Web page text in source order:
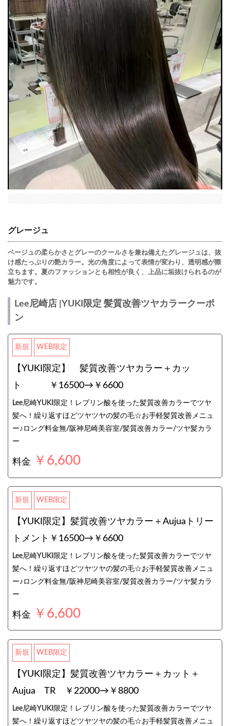
グレージュ
ベージュの柔らかさとグレーのクールさを兼ね備えたグレージュは、抜
け感たっぷりの艶カラー。光の角度によって表情が変わり、透明感が際
立ちます。夏のファッションとも相性が良く、上品に垢抜けられるのが
魅力です。
Lee尼崎店 |YUKI限定 髪質改善ツヤカラークーポ
ン
新規 WEB限定
【YUKI限定】 髪質改善ツヤカラー＋カッ
ト ￥16500→￥6600
Lee尼崎YUKI限定！レブリン酸を使った髪質改善カラーでツヤ
髪へ！繰り返すほどツヤツヤの髪の毛☆お手軽髪質改善メニュ
ー♪ロング料金無/阪神尼崎美容室/髪質改善カラー/ツヤ髪カラ
ー
料金 ￥6,600
新規 WEB限定
【YUKI限定】髪質改善ツヤカラー＋Aujuaトリー
トメント￥16500→￥6600
Lee尼崎YUKI限定！レブリン酸を使った髪質改善カラーでツヤ
髪へ！繰り返すほどツヤツヤの髪の毛☆お手軽髪質改善メニュ
ー♪ロング料金無/阪神尼崎美容室/髪質改善カラー/ツヤ髪カラ
ー
料金 ￥6,600
新規 WEB限定
【YUKI限定】髪質改善ツヤカラー＋カット＋
Aujua TR ￥22000→￥8800
Lee尼崎YUKI限定！レブリン酸を使った髪質改善カラーでツヤ
髪へ！繰り返すほどツヤツヤの髪の毛☆お手軽髪質改善メニュ